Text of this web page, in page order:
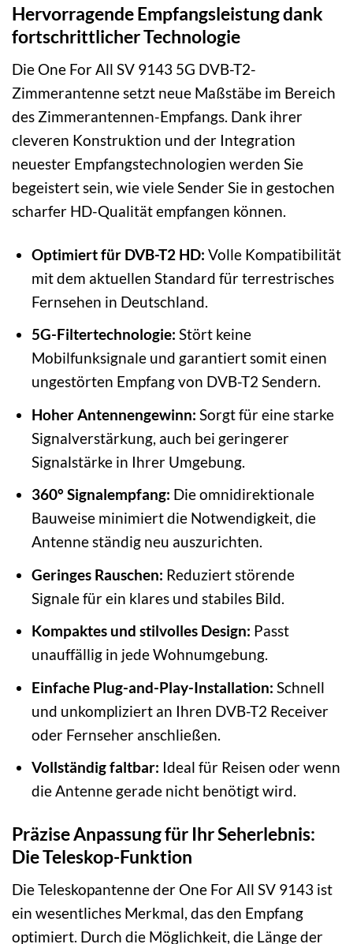
Hervorragende Empfangsleistung dank
fortschrittlicher Technologie
Die One For All SV 9143 5G DVB-T2-
Zimmerantenne setzt neue Maßstäbe im Bereich
des Zimmerantennen-Empfangs. Dank ihrer
cleveren Konstruktion und der Integration
neuester Empfangstechnologien werden Sie
begeistert sein, wie viele Sender Sie in gestochen
scharfer HD-Qualität empfangen können.
Optimiert für DVB-T2 HD: Volle Kompatibilität
mit dem aktuellen Standard für terrestrisches
Fernsehen in Deutschland.
5G-Filtertechnologie: Stört keine
Mobilfunksignale und garantiert somit einen
ungestörten Empfang von DVB-T2 Sendern.
Hoher Antennengewinn: Sorgt für eine starke
Signalverstärkung, auch bei geringerer
Signalstärke in Ihrer Umgebung.
360° Signalempfang: Die omnidirektionale
Bauweise minimiert die Notwendigkeit, die
Antenne ständig neu auszurichten.
Geringes Rauschen: Reduziert störende
Signale für ein klares und stabiles Bild.
Kompaktes und stilvolles Design: Passt
unauffällig in jede Wohnumgebung.
Einfache Plug-and-Play-Installation: Schnell
und unkompliziert an Ihren DVB-T2 Receiver
oder Fernseher anschließen.
Vollständig faltbar: Ideal für Reisen oder wenn
die Antenne gerade nicht benötigt wird.
Präzise Anpassung für Ihr Seherlebnis:
Die Teleskop-Funktion
Die Teleskopantenne der One For All SV 9143 ist
ein wesentliches Merkmal, das den Empfang
optimiert. Durch die Möglichkeit, die Länge der